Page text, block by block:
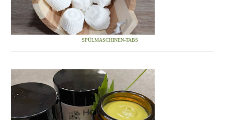
SPÜLMASCHINEN-TABS